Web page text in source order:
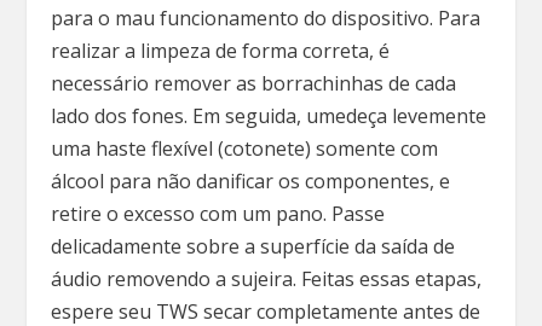
para o mau funcionamento do dispositivo. Para
realizar a limpeza de forma correta, é
necessário remover as borrachinhas de cada
lado dos fones. Em seguida, umedeça levemente
uma haste flexível (cotonete) somente com
álcool para não danificar os componentes, e
retire o excesso com um pano. Passe
delicadamente sobre a superfície da saída de
áudio removendo a sujeira. Feitas essas etapas,
espere seu TWS secar completamente antes de